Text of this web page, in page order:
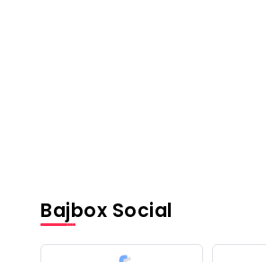
Bajbox Social